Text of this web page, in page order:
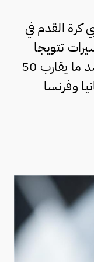
كرة القدم في
تتويجا
بالألقاب في عالم الرياضة بعدما حصد ما يقارب 50
وفرنسا